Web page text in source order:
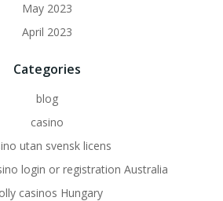
May 2023
April 2023
Categories
blog
casino
utan svensk licens
login or registration Australia
casinos Hungary